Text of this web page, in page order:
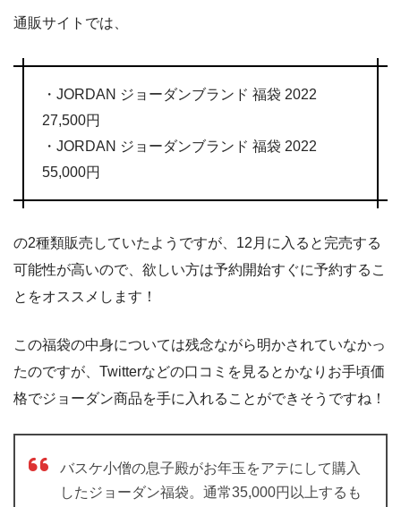
通販サイトでは、
・JORDAN ジョーダンブランド 福袋 2022
27,500円
・JORDAN ジョーダンブランド 福袋 2022
55,000円
の2種類販売していたようですが、12月に入ると完売する
可能性が高いので、欲しい方は予約開始すぐに予約するこ
とをオススメします！
この福袋の中身については残念ながら明かされていなかっ
たのですが、Twitterなどの口コミを見るとかなりお手頃価
格でジョーダン商品を手に入れることができそうですね！
バスケ小僧の息子殿がお年玉をアテにして購入
したジョーダン福袋。通常35,000円以上するも